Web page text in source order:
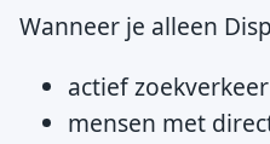
Wanneer je alleen
actief zoekverkeer
mensen met